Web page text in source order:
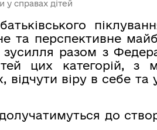
справах дітей
та перспективне
разом з
цих категорій, з
віру в себе та
до